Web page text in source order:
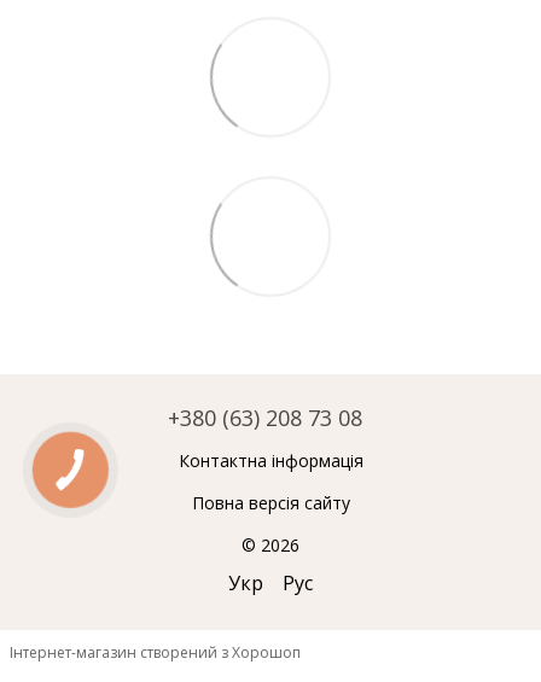
+380 (63) 208 73 08
Контактна інформація
Повна версія сайту
© 2026
Укр Рус
Інтернет-магазин створений з Хорошоп